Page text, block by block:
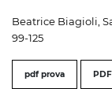
Beatrice Biagioli,
99-125
pdf prova